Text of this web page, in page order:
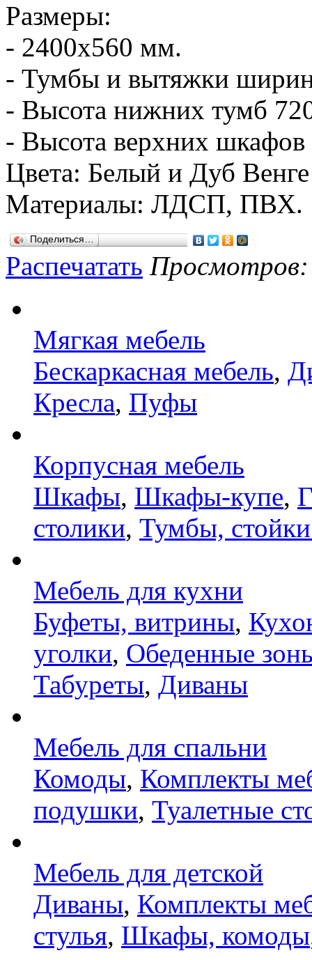
Размеры:
- 2400х560 мм.
- Тумбы и вытяжки
- Высота нижних тумб
- Высота верхних
Цвета: Белый и Дуб
Материалы: ЛДСП, ПВХ.
Поделиться…
Распечатать Просмотров:
Мягкая мебель
Бескаркасная мебель,
Кресла, Пуфы
Корпусная мебель
Шкафы, Шкафы-купе,
столики, Тумбы,
Мебель для кухни
Буфеты, витрины,
уголки, Обеденные
Табуреты, Диваны
Мебель для спальни
Комоды, Комплекты
подушки, Туалетные
Мебель для детской
Диваны, Комплекты
стулья, Шкафы, комоды